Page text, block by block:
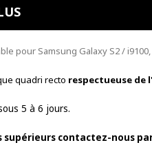
pour Samsung Galaxy S2 /
quadri recto respectueuse de
5 à 6 jours.
supérieurs contactez-nous